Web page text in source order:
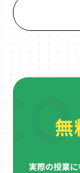
無
実際の授業